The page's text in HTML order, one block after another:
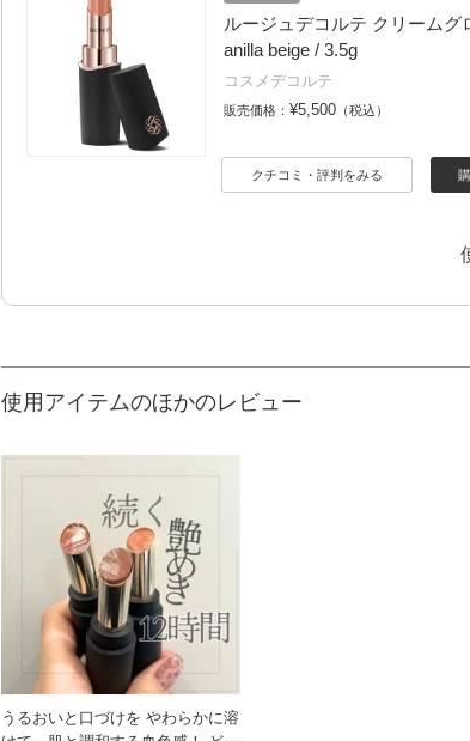
ルージュデコルテ クリームグ
anilla beige / 3.5g
コスメデコルテ
販売価格： ¥5,500 （税込）
クチコミ・評判をみる
使用アイテムのほかのレビュー
うるおいと口づけを やわらかに溶